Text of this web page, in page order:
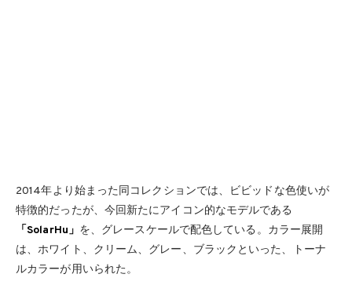
2014年より始まった同コレクションでは、ビビッドな色使いが
特徴的だったが、今回新たにアイコン的なモデルである
「SolarHu」 を、グレースケールで配色している。カラー展開
は、ホワイト、クリーム、グレー、ブラックといった、トーナ
ルカラーが用いられた。